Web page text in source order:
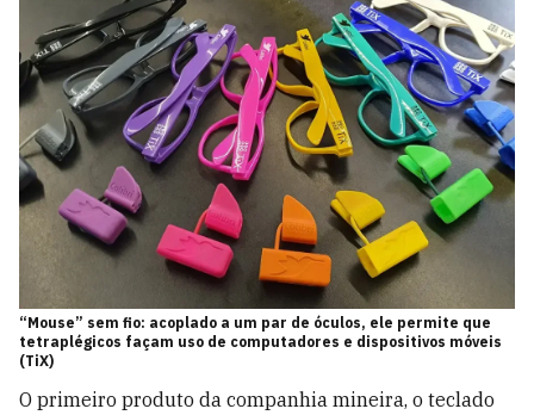
“Mouse” sem fio: acoplado a um par de óculos, ele permite que
tetraplégicos façam uso de computadores e dispositivos móveis
(TiX)
O primeiro produto da companhia mineira, o teclado